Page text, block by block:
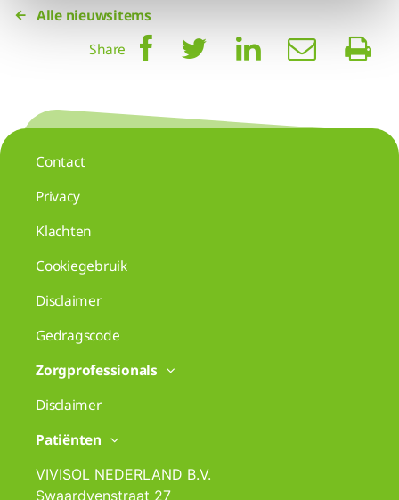
Alle nieuwsitems
Share
Contact
Privacy
Klachten
Cookiegebruik
Disclaimer
Gedragscode
Zorgprofessionals
Disclaimer
Patiënten
VIVISOL NEDERLAND B.V.
Swaardvenstraat 27